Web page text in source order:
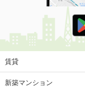
賃貸
新築マンション